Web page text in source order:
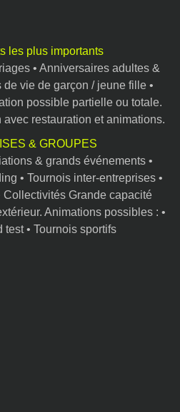
les plus importants
• Anniversaires adultes &
de vie de garçon / jeune fille •
possible partielle ou totale.
restauration et animations.
& GROUPES
& grands événements •
• Tournois inter-entreprises •
Collectivités Grande capacité
Animations possibles : •
test • Tournois sportifs